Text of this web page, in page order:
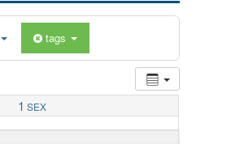
tags
1 SEX